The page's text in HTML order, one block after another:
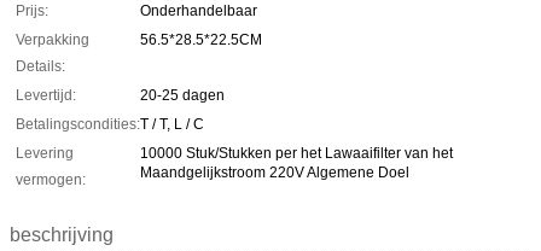
Prijs:
Onderhandelbaar
Verpakking
Details:
56.5*28.5*22.5CM
Levertijd:
20-25 dagen
Betalingscondities:T / T, L / C
Levering
vermogen:
10000 Stuk/Stukken per het Lawaaifilter van het
Maandgelijkstroom 220V Algemene Doel
beschrijving